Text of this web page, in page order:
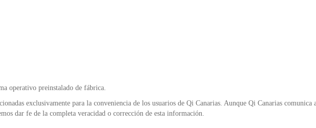
operativo preinstalado de fábrica.
exclusivamente para la conveniencia de los usuarios de Qi Canarias. Aunque Qi Canarias
dar fe de la completa veracidad o corrección de esta información.